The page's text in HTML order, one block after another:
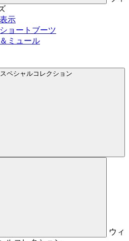
示
ョートブーツ
ミュール
スペシャルコレクション
ウィ